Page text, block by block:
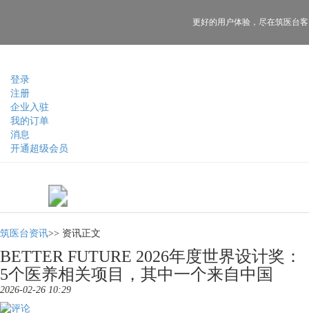
登录
注册
企业入驻
我的订单
消息
开通超级会员
更好的用户体验， 尽在筑医台
筑医台资讯>> 资讯正文
BETTER FUTURE 2026年度世界设计奖：
5个医养相关项目，其中一个来自中国
2026-02-26 10:29